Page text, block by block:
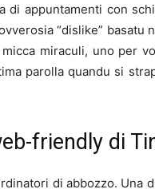
di appuntamenti con
“dislike” basatu
miraculi, uno per
parolla quandu si
friendly di
di abbozzo. Una